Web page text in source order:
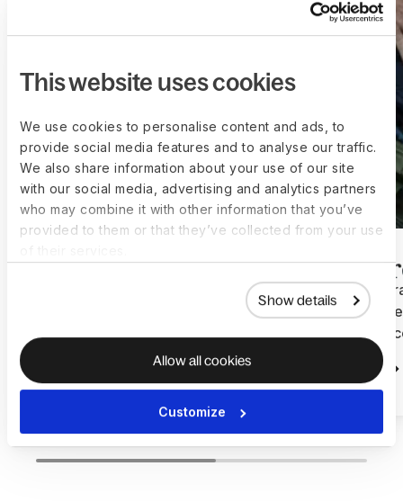
This website uses cookies
We use cookies to personalise content and ads, to
provide social media features and to analyse our traffic.
We also share information about your use of our site
with our social media, advertising and analytics partners
who may combine it with other information that you’ve
provided to them or that they’ve collected from your use
Show details
Allow all cookies
Customize
Globalmente Sem RH Interno
Usando Deel
How
Hours
Leia mais